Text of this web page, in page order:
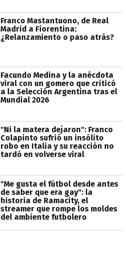
Franco Mastantuono, de Real
Madrid a Fiorentina:
¿Relanzamiento o paso atrás?
Facundo Medina y la anécdota
viral con un gomero que criticó
a la Selección Argentina tras el
Mundial 2026
"Ni la matera dejaron": Franco
Colapinto sufrió un insólito
robo en Italia y su reacción no
tardó en volverse viral
"Me gusta el fútbol desde antes
de saber que era gay": la
historia de Ramacity, el
streamer que rompe los moldes
del ambiente futbolero